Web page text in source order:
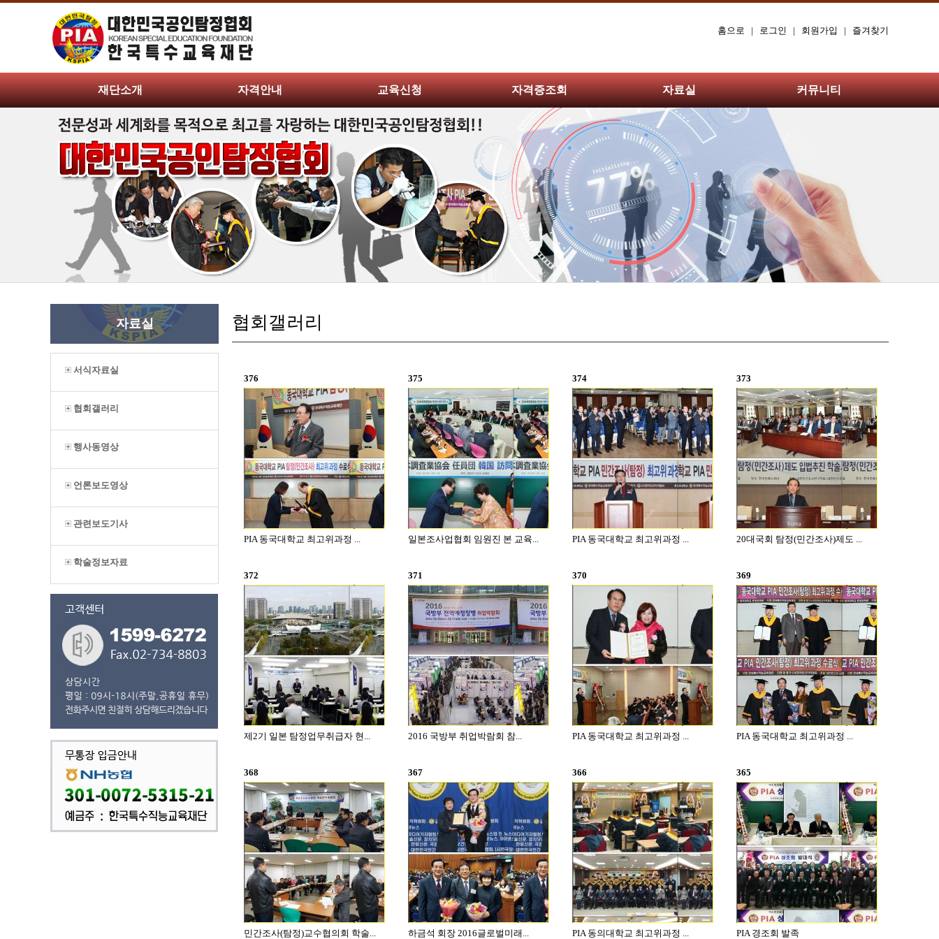
홈으로 | 로그인 | 회원가입 | 즐겨찾기
재단소개 자격안내 교육신청 자격증조회 자료실 커뮤니티
자료실
서식자료실
협회갤러리
행사동영상
언론보도영상
관련보도기사
학술정보자료
협회갤러리
376
PIA 동국대학교 최고위과정 ...
375
일본조사업협회 임원진 본 교육...
374
PIA 동국대학교 최고위과정 ...
373
20대국회 탐정(민간조사)제도 ...
372
제2기 일본 탐정업무취급자 현...
371
2016 국방부 취업박람회 참...
370
PIA 동국대학교 최고위과정 ...
369
PIA 동국대학교 최고위과정 ...
368
민간조사(탐정)교수협의회 학술...
367
하금석 회장 2016글로벌미래...
366
PIA 동의대학교 최고위과정 ...
365
PIA 경조회 발족